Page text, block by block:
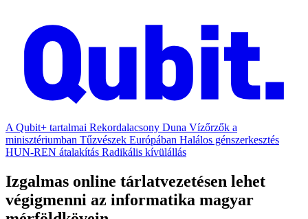
A Qubit+ tartalmai Rekordalacsony Duna Vízőrzők a
minisztériumban Tűzvészek Európában Halálos génszerkesztés
HUN-REN átalakítás Radikális kívülállás
Izgalmas online tárlatvezetésen lehet
végigmenni az informatika magyar